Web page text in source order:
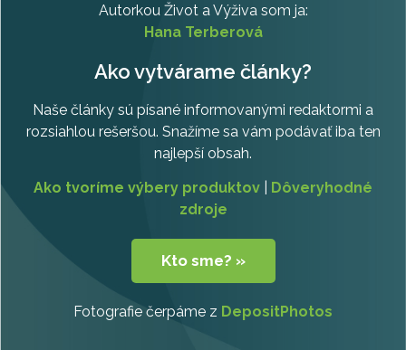
Autorkou Život a Výživa som ja:
Hana Terberová
Ako vytvárame články?
Naše články sú písané informovanými redaktormi a
rozsiahlou rešeršou. Snažíme sa vám podávať iba ten
najlepší obsah.
Ako tvoríme výbery produktov
Dôveryhodné
zdroje
Kto sme? »
Fotografie čerpáme z DepositPhotos